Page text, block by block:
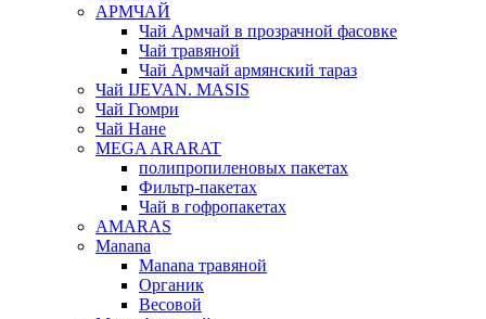
АРМЧАЙ
Чай Армчай в прозрачной фасовке
Чай травяной
Чай Армчай армянский тараз
Чай IJEVAN. MASIS
Чай Гюмри
Чай Нане
MEGA ARARAT
полипропиленовых пакетах
Фильтр-пакетах
Чай в гофропакетах
AMARAS
Manana
Manana травяной
Органик
Весовой